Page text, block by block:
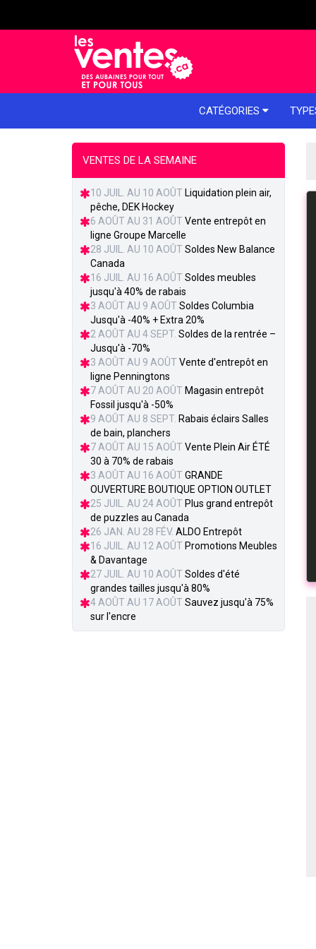
CATÉGORIES
VENTES DE LA SEMAINE
10 JUIL. AU 10 AOÛT Liquidation plein air,
pêche, DEK Hockey
6 AOÛT AU 31 AOÛT Vente entrepôt en
ligne Groupe Marcelle
28 JUIL. AU 10 AOÛT Soldes New Balance
Canada
16 JUIL. AU 16 AOÛT Soldes meubles
jusqu'à 40% de rabais
3 AOÛT AU 9 AOÛT Soldes Columbia
Jusqu'à -40% + Extra 20%
2 AOÛT AU 4 SEPT. Soldes de la rentrée –
Jusqu'à -70%
3 AOÛT AU 9 AOÛT Vente d'entrepôt en
ligne Penningtons
7 AOÛT AU 20 AOÛT Magasin entrepôt
Fossil jusqu'à -50%
9 AOÛT AU 8 SEPT. Rabais éclairs Salles
de bain, planchers
7 AOÛT AU 15 AOÛT Vente Plein Air ÉTÉ
30 à 70% de rabais
3 AOÛT AU 16 AOÛT GRANDE
OUVERTURE BOUTIQUE OPTION OUTLET
25 JUIL. AU 24 AOÛT Plus grand entrepôt
de puzzles au Canada
26 JAN. AU 28 FÉV. ALDO Entrepôt
16 JUIL. AU 12 AOÛT Promotions Meubles
& Davantage
27 JUIL. AU 10 AOÛT Soldes d'été
grandes tailles jusqu'à 80%
4 AOÛT AU 17 AOÛT Sauvez jusqu'à 75%
sur l'encre